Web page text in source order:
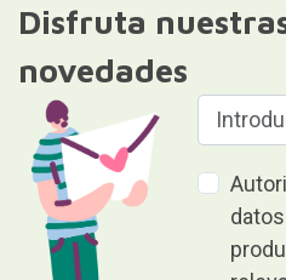
Disfruta
novedades